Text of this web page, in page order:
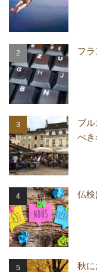
フ
ブ
べき
仏検
秋